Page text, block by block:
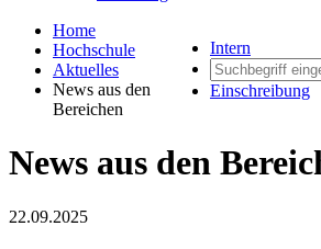
Intern
Einschreibung
Home
Hochschule
Aktuelles
News aus den
Bereichen
News aus den
22.09.2025